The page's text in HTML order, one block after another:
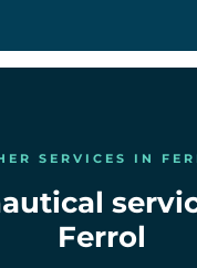
SERVICES IN
Ferrol